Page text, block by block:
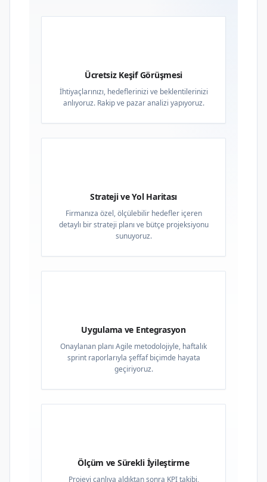
Ücretsiz Keşif Görüşmesi
İhtiyaçlarınızı, hedeflerinizi ve beklentilerinizi
anlıyoruz. Rakip ve pazar analizi yapıyoruz.
Strateji ve Yol Haritası
Firmanıza özel, ölçülebilir hedefler içeren
detaylı bir strateji planı ve bütçe projeksiyonu
sunuyoruz.
Uygulama ve Entegrasyon
Onaylanan planı Agile metodolojiyle, haftalık
sprint raporlarıyla şeffaf biçimde hayata
geçiriyoruz.
Ölçüm ve Sürekli İyileştirme
Projeyi canlıya aldıktan sonra KPI takibi,